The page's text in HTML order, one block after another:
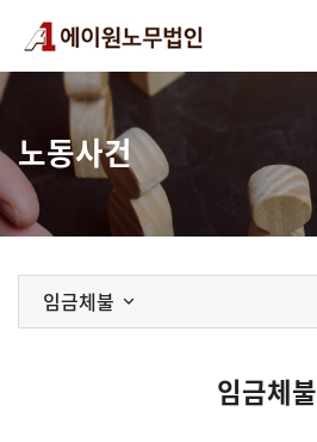
노동사건
임금체불
임금체불